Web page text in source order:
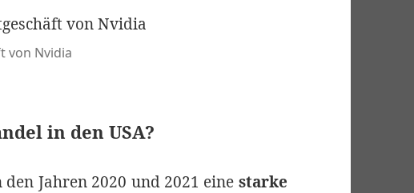
von Nvidia
in den USA?
Jahren 2020 und 2021 eine starke